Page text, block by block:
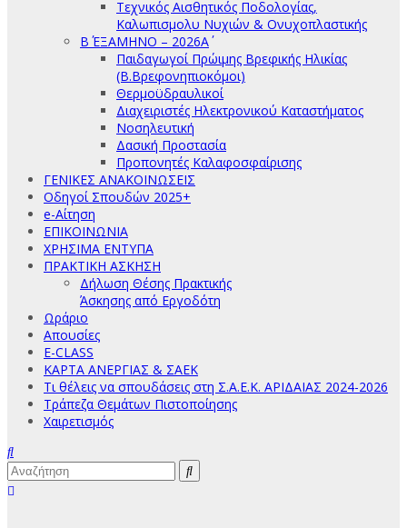
Τεχνικός Αισθητικός Ποδολογίας,
Καλωπισμολυ Νυχιών & Ονυχοπλαστικής
Β΄ ΕΞΑΜΗΝΟ – 2026Α΄
Παιδαγωγοί Πρώιμης Βρεφικής Ηλικίας
(Β.Βρεφονηπιοκόμοι)
Θερμοϋδραυλικοί
Διαχειριστές Ηλεκτρονικού Καταστήματος
Νοσηλευτική
Δασική Προστασία
Προπονητές Καλαφοσφαίρισης
ΓΕΝΙΚΕΣ ΑΝΑΚΟΙΝΩΣΕΙΣ
Οδηγοί Σπουδών 2025+
e-Αίτηση
ΕΠΙΚΟΙΝΩΝΙΑ
ΧΡΗΣΙΜΑ ΕΝΤΥΠΑ
ΠΡΑΚΤΙΚΗ ΑΣΚΗΣΗ
Δήλωση Θέσης Πρακτικής
Άσκησης από Εργοδότη
Ωράριο
Απουσίες
E-CLASS
ΚΑΡΤΑ ΑΝΕΡΓΙΑΣ & ΣΑΕΚ
Τι θέλεις να σπουδάσεις στη Σ.Α.Ε.Κ. ΑΡΙΔΑΙΑΣ 2024-2026
Τράπεζα Θεμάτων Πιστοποίησης
Χαιρετισμός